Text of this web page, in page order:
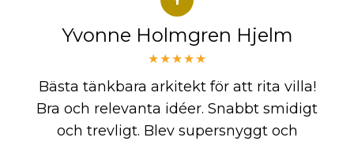
Yvonne Holmgren Hjelm
★★★★★
Bästa tänkbara arkitekt för att rita villa!
Bra och relevanta idéer. Snabbt smidigt
och trevligt. Blev supersnyggt och